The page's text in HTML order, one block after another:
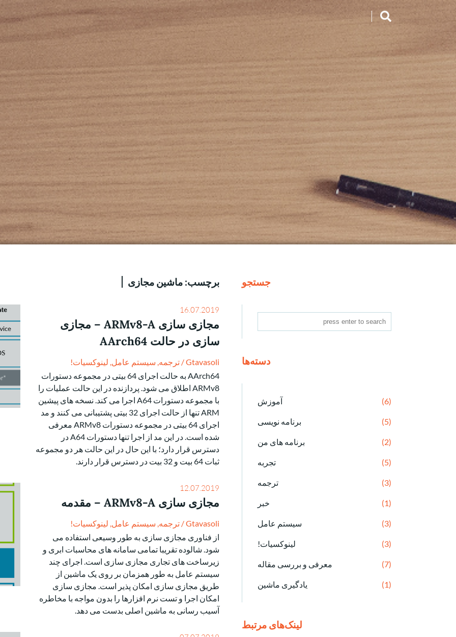
برچسب: ماشین مجازی
16.07.2019
مجازی سازی ARMv8-A – مجازی
سازی در حالت AArch64
Gtavasoli
/ ترجمه, سیستم عامل, لینوکسیات!
AArch64 به حالت اجرای 64 بیتی در مجموعه دستورات
ARMv8 اطلاق می شود. پردازنده در این حالت عملیات را
با مجموعه دستورات A64 اجرا می کند. نسخه های پیشین
ARM تنها از حالت اجرای 32 بیتی پشتیبانی می کنند و مد
اجرای 64 بیتی در مجموعه دستورات ARMv8 معرفی
شده است. در این مد از اجرا تنها دستورات A64 در
دسترس قرار دارد؛ با این حال در این حالت هر دو مجموعه
ثبات 64 بیت و 32 بیت در دسترس قرار دارند.
12.07.2019
مجازی سازی ARMv8-A – مقدمه
Gtavasoli
/ ترجمه, سیستم عامل, لینوکسیات!
از فناوری مجازی سازی به طور وسیعی استفاده می
شود. شالوده تقریبا تمامی سامانه های محاسبات ابری و
زیرساخت های تجاری مجازی سازی است. اجرای چند
سیستم عامل به طور همزمان بر روی یک ماشین از
طریق مجازی سازی امکان پذیر است. مجازی سازی
امکان اجرا و تست نرم افزارها را بدون مواجه با مخاطره
آسیب رسانی به ماشین اصلی بدست می دهد.
جستجو
دسته‌ها
آموزش (6)
برنامه نویسی (5)
برنامه های من (2)
تجربه (5)
ترجمه (3)
خبر (1)
سیستم عامل (3)
لینوکسیات! (3)
معرفی و بررسی مقاله (7)
یادگیری ماشین (1)
لینک‌های مرتبط